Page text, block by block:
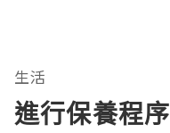
生活
進行保養程